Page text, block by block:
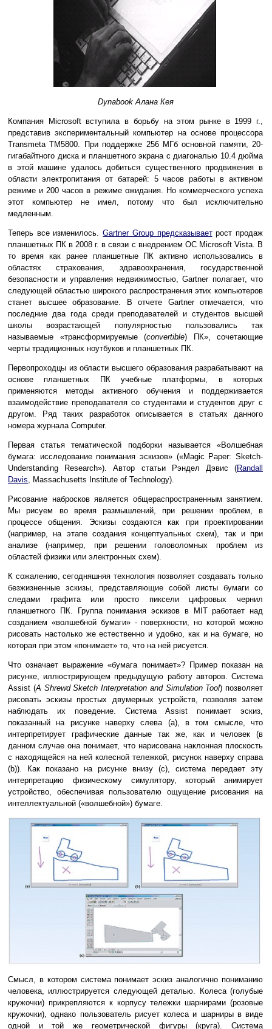
Dynabook Алана Кея
Компания Microsoft вступила в борьбу на этом рынке в 1999 г.,
представив экспериментальный компьютер на основе процессора
Transmeta TM5800. При поддержке 256 МГб основной памяти, 20-
гигабайтного диска и планшетного экрана с диагональю 10.4 дюйма
в этой машине удалось добиться существенного продвижения в
области электропитания от батарей: 5 часов работы в активном
режиме и 200 часов в режиме ожидания. Но коммерческого успеха
этот компьютер не имел, потому что был исключительно
медленным.
Теперь все изменилось.Gartner Group предсказываетрост продаж
планшетных ПК в 2008 г. в связи с внедрением ОС Microsoft Vista. В
то время как ранее планшетные ПК активно использовались в
областях страхования, здравоохранения, государственной
безопасности и управления недвижимостью, Gartner полагает, что
следующей областью широкого распространения этих компьютеров
станет высшее образование. В отчете Gartner отмечается, что
последние два года среди преподавателей и студентов высшей
школы возрастающей популярностью пользовались так
называемые «трансформируемые (convertible) ПК», сочетающие
черты традиционных ноутбуков и планшетных ПК.
Первопроходцы из области высшего образования разрабатывают на
основе планшетных ПК учебные платформы, в которых
применяются методы активного обучения и поддерживается
взаимодействие преподавателя со студентами и студентов друг с
другом. Ряд таких разработок описывается в статьях данного
номера журнала Computer.
Первая статья тематической подборки называется «Волшебная
бумага: исследование понимания эскизов» («Magic Paper: Sketch-
Understanding Research»). Автор статьи Рэндел Дэвис (Randall
Davis, Massachusetts Institute of Technology).
Рисование набросков является общераспространенным занятием.
Мы рисуем во время размышлений, при решении проблем, в
процессе общения. Эскизы создаются как при проектировании
(например, на этапе создания концептуальных схем), так и при
анализе (например, при решении головоломных проблем из
областей физики или электронных схем).
К сожалению, сегодняшняя технология позволяет создавать только
безжизненные эскизы, представляющие собой листы бумаги со
следами графита или просто пиксели цифровых чернил
планшетного ПК. Группа понимания эскизов в MIT работает над
созданием «волшебной бумаги» - поверхности, но которой можно
рисовать настолько же естественно и удобно, как и на бумаге, но
которая при этом «понимает» то, что на ней рисуется.
Что означает выражение «бумага понимает»? Пример показан на
рисунке, иллюстрирующем предыдущую работу авторов. Система
Assist (A Shrewd Sketch Interpretation and Simulation Tool) позволяет
рисовать эскизы простых двумерных устройств, позволяя затем
наблюдать их поведение. Система Assist понимает эскиз,
показанный на рисунке наверху слева (a), в том смысле, что
интерпретирует графические данные так же, как и человек (в
данном случае она понимает, что нарисована наклонная плоскость
с находящейся на ней колесной тележкой, рисунок наверху справа
(b)). Как показано на рисунке внизу (c), система передает эту
интерпретацию физическому симулятору, который анимирует
устройство, обеспечивая пользователю ощущение рисования на
интеллектуальной («волшебной») бумаге.
Смысл, в котором система понимает эскиз аналогично пониманию
человека, иллюстрируется следующей деталью. Колеса (голубые
кружочки) прикрепляются к корпусу тележки шарнирами (розовые
кружочки), однако пользователь рисует колеса и шарниры в виде
одной и той же геометрической фигуры (круга). Система